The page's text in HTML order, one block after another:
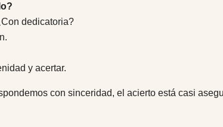
dedicatoria?
y acertar.
con sinceridad, el acierto está casi